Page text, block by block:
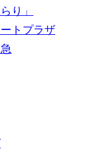
り」
トプラザ